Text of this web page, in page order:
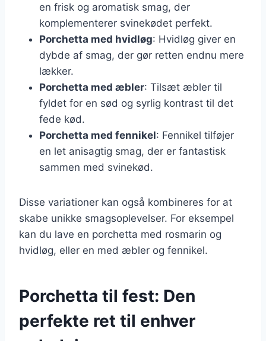
en frisk og aromatisk smag, der
komplementerer svinekødet perfekt.
Porchetta med hvidløg: Hvidløg giver en
dybde af smag, der gør retten endnu mere
lækker.
Porchetta med æbler: Tilsæt æbler til
fyldet for en sød og syrlig kontrast til det
fede kød.
Porchetta med fennikel: Fennikel tilføjer
en let anisagtig smag, der er fantastisk
sammen med svinekød.
Disse variationer kan også kombineres for at
skabe unikke smagsoplevelser. For eksempel
kan du lave en porchetta med rosmarin og
hvidløg, eller en med æbler og fennikel.
Porchetta til fest: Den
perfekte ret til enhver